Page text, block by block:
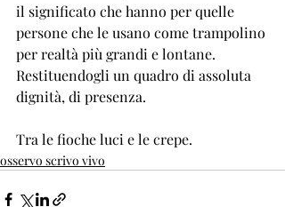
il significato che hanno per quelle
persone che le usano come trampolino
per realtà più grandi e lontane.
Restituendogli un quadro di assoluta
dignità, di presenza.
Tra le fioche luci e le crepe.
osservo scrivo vivo